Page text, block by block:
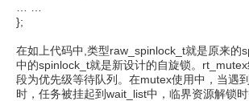
};
在如上代码中,类型raw_spinlock_t就是原来的
中的spinlock_t就是新设计的自旋锁。
段为优先级等待队列。在mutex使用中，当遇
时，任务被挂起到wait_list中，临界资源解锁时